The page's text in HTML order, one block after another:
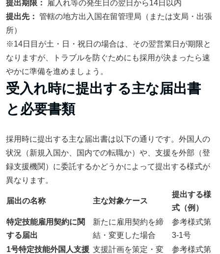
提出期限：
雇入れ等の発生日の翌日から14日以内
提出先： 管轄の地方出入国在留管理局（または支局・出張
所）
※14日目が土・日・祝日の場合は、その翌営業日が期限と
なりますが、トラブルを防ぐためにも採用が決まったら速
やかに準備を進めましょう。
受入れ時に提出する主な届出書
と必要書類
採用時に提出する主な届出書は以下の通りです。外国人の
状況（新規入国か、国内での転職か）や、支援を外部（登
録支援機関）に委託するかどうかによって提出する様式が
異なります。
届出の名称 主な対象ケース
提出する様
式（例）
特定技能雇用契約に関
する届出
新たに雇用契約を締
結・変更した場合
参考様式第
3-1号
1号特定技能外国人支援 支援計画を策定・変
参考様式第